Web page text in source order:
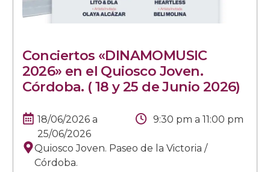
Conciertos «DINAMOMUSIC
2026» en el Quiosco Joven.
Córdoba. ( 18 y 25 de Junio 2026)
18/06/2026 a
25/06/2026
9:30 pm a 11:00 pm
Quiosco Joven. Paseo de la Victoria /
Córdoba.